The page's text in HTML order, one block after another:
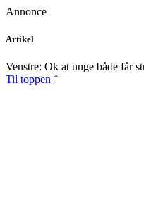
Annonce
Skip
content
Artikel
Venstre: Ok at unge både får
Til toppen